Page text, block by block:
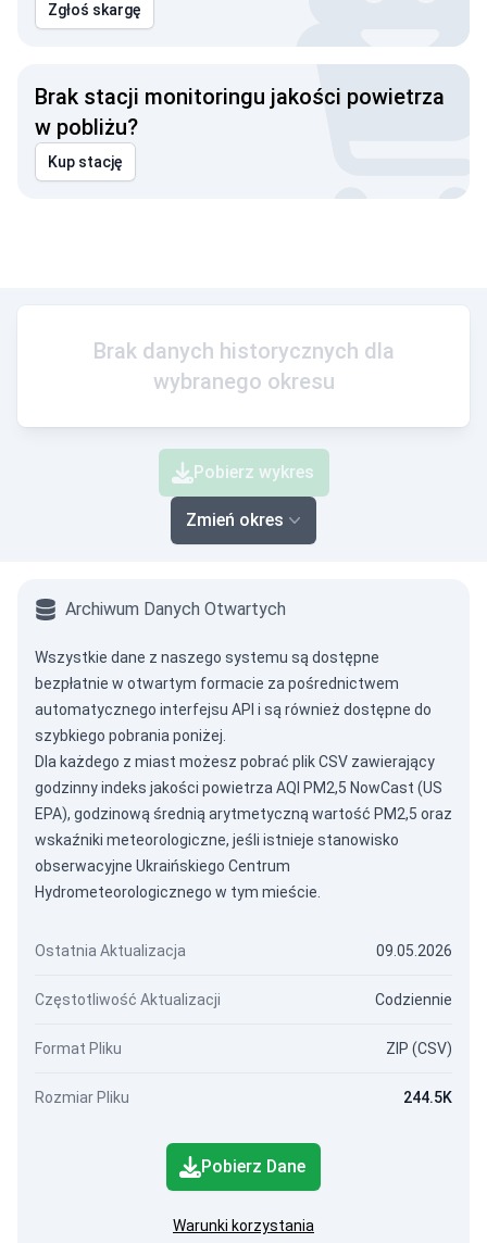
Zgłoś skargę
Brak stacji monitoringu jakości powietrza
w pobliżu?
Kup stację
Brak danych historycznych dla
wybranego okresu
Pobierz wykres
Zmień okres
Archiwum Danych Otwartych
Wszystkie dane z naszego systemu są dostępne
bezpłatnie w otwartym formacie za pośrednictwem
automatycznego interfejsu API i są również dostępne do
szybkiego pobrania poniżej.
Dla każdego z miast możesz pobrać plik CSV zawierający
godzinny indeks jakości powietrza AQI PM2,5 NowCast (US
EPA), godzinową średnią arytmetyczną wartość PM2,5 oraz
wskaźniki meteorologiczne, jeśli istnieje stanowisko
obserwacyjne Ukraińskiego Centrum
Hydrometeorologicznego w tym mieście.
Ostatnia Aktualizacja 09.05.2026
Częstotliwość Aktualizacji Codziennie
Format Pliku ZIP (CSV)
Rozmiar Pliku 244.5K
Pobierz Dane
Warunki korzystania